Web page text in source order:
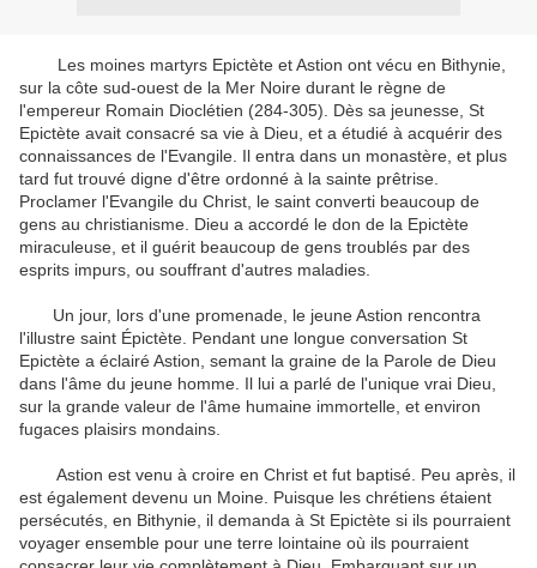
Les moines martyrs Epictète et Astion ont vécu en Bithynie,
sur la côte sud-ouest de la Mer Noire durant le règne de
l'empereur Romain Dioclétien (284-305). Dès sa jeunesse, St
Epictète avait consacré sa vie à Dieu, et a étudié à acquérir des
connaissances de l'Evangile. Il entra dans un monastère, et plus
tard fut trouvé digne d'être ordonné à la sainte prêtrise.
Proclamer l'Evangile du Christ, le saint converti beaucoup de
gens au christianisme. Dieu a accordé le don de la Epictète
miraculeuse, et il guérit beaucoup de gens troublés par des
esprits impurs, ou souffrant d'autres maladies.
Un jour, lors d'une promenade, le jeune Astion rencontra
l'illustre saint Épictète. Pendant une longue conversation St
Epictète a éclairé Astion, semant la graine de la Parole de Dieu
dans l'âme du jeune homme. Il lui a parlé de l'unique vrai Dieu,
sur la grande valeur de l'âme humaine immortelle, et environ
fugaces plaisirs mondains.
Astion est venu à croire en Christ et fut baptisé. Peu après, il
est également devenu un Moine. Puisque les chrétiens étaient
persécutés, en Bithynie, il demanda à St Epictète si ils pourraient
voyager ensemble pour une terre lointaine où ils pourraient